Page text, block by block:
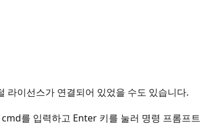
이선스가 연결되어 있었을 수도 있습니다.
를 입력하고 Enter 키를 눌러 명령 프롬프